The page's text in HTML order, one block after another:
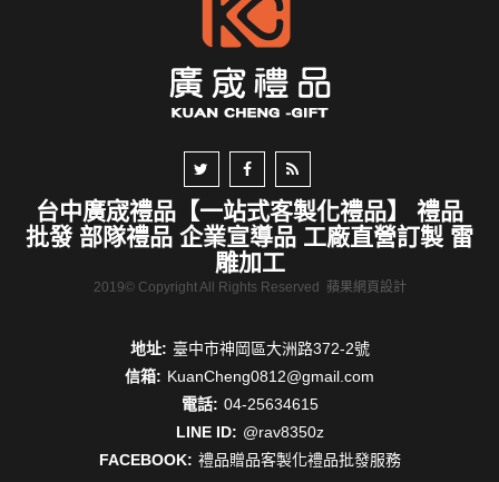
台中廣宬禮品【一站式客製化禮品】 禮品
批發 部隊禮品 企業宣導品 工廠直營訂製 雷
雕加工
2019© Copyright All Rights Reserved 蘋果網頁設計
地址: 臺中市神岡區大洲路372-2號
信箱: KuanCheng0812@gmail.com
電話: 04-25634615
LINE ID: @rav8350z
FACEBOOK: 禮品贈品客製化禮品批發服務